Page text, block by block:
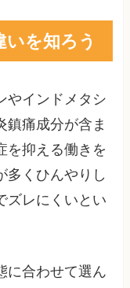
を知ろう
やインドメタシ
鎮痛成分が含ま
を抑える働きを
多くひんやりし
ズレにくいとい
に合わせて選ん